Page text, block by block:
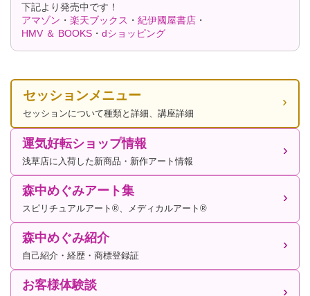
下記より発売中です！
アマゾン ・ 楽天ブックス ・ 紀伊國屋書店 ・
HMV ＆ BOOKS ・ dショッピング
セッションメニュー
セッションについて種類と詳細、講座詳細
運気好転ショップ情報
浅草店に入荷した新商品・新作アート情報
森中めぐみアート集
スピリチュアルアート®、メディカルアート®
森中めぐみ紹介
自己紹介・経歴・商標登録証
お客様体験談